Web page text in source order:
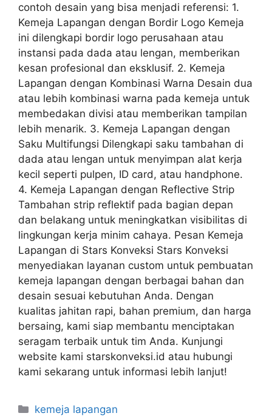
contoh desain yang bisa menjadi referensi: 1.
Kemeja Lapangan dengan Bordir Logo Kemeja
ini dilengkapi bordir logo perusahaan atau
instansi pada dada atau lengan, memberikan
kesan profesional dan eksklusif. 2. Kemeja
Lapangan dengan Kombinasi Warna Desain dua
atau lebih kombinasi warna pada kemeja untuk
membedakan divisi atau memberikan tampilan
lebih menarik. 3. Kemeja Lapangan dengan
Saku Multifungsi Dilengkapi saku tambahan di
dada atau lengan untuk menyimpan alat kerja
kecil seperti pulpen, ID card, atau handphone.
4. Kemeja Lapangan dengan Reflective Strip
Tambahan strip reflektif pada bagian depan
dan belakang untuk meningkatkan visibilitas di
lingkungan kerja minim cahaya. Pesan Kemeja
Lapangan di Stars Konveksi Stars Konveksi
menyediakan layanan custom untuk pembuatan
kemeja lapangan dengan berbagai bahan dan
desain sesuai kebutuhan Anda. Dengan
kualitas jahitan rapi, bahan premium, dan harga
bersaing, kami siap membantu menciptakan
seragam terbaik untuk tim Anda. Kunjungi
website kami starskonveksi.id atau hubungi
kami sekarang untuk informasi lebih lanjut!
kemeja lapangan